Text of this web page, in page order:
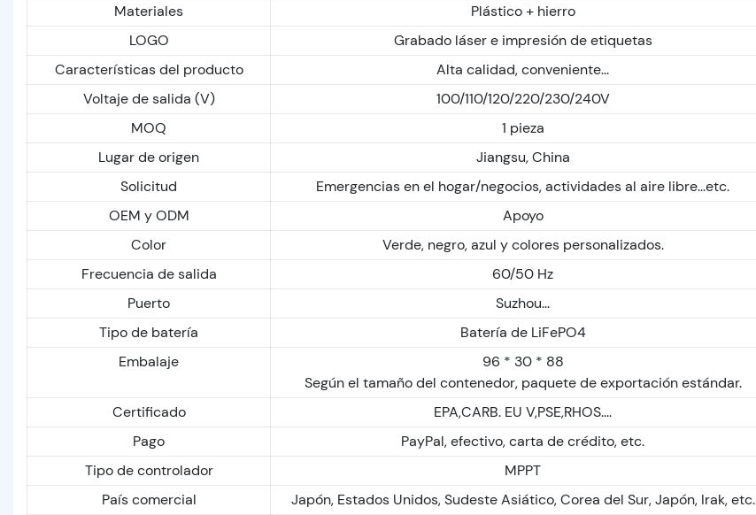
Materiales
Plástico + hierro
LOGO
Grabado láser e impresión de etiquetas
Características del producto
Alta calidad, conveniente...
Voltaje de salida (V)
100/110/120/220/230/240V
MOQ
1 pieza
Lugar de origen
Jiangsu, China
Solicitud
Emergencias en el hogar/negocios, actividades al aire libre...etc.
OEM y ODM
Apoyo
Color
Verde, negro, azul y colores personalizados.
Frecuencia de salida
60/50 Hz
Puerto
Suzhou...
Tipo de batería
Batería de LiFePO4
Embalaje
96 * 30 * 88
Según el tamaño del contenedor, paquete de exportación estándar.
Certificado
EPA,CARB. EU V,PSE,RHOS....
Pago
PayPal, efectivo, carta de crédito, etc.
Tipo de controlador
MPPT
País comercial
Japón, Estados Unidos, Sudeste Asiático, Corea del Sur, Japón, Irak, etc.